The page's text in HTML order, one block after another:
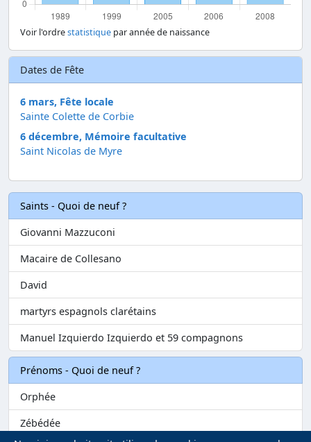
Voir l'ordrestatistique par année de naissance
Dates de Fête
6 mars, Fête locale
Sainte Colette de Corbie
6 décembre, Mémoire facultative
Saint Nicolas de Myre
Saints - Quoi de neuf ?
Giovanni Mazzuconi
Macaire de Collesano
David
martyrs espagnols clarétains
Manuel Izquierdo Izquierdo et 59 compagnons
Prénoms - Quoi de neuf ?
Orphée
Zébédée